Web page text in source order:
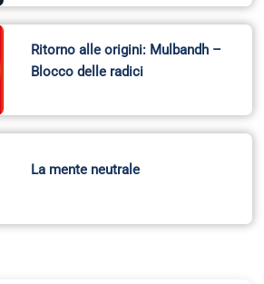
Ritorno alle origini: Mulbandh –
Blocco delle radici
La mente neutrale